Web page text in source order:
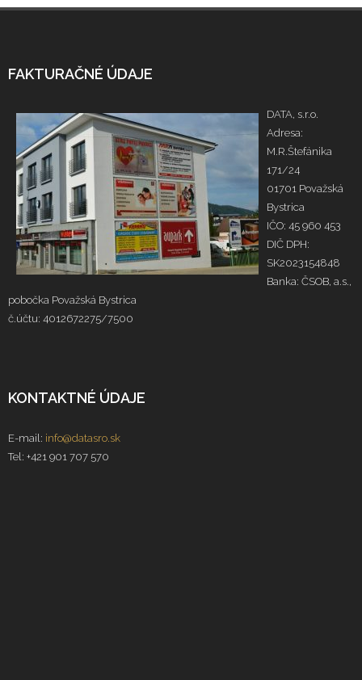
FAKTURAČNÉ ÚDAJE
DATA, s.r.o.
Adresa:
M.R.Štefánika
171/24
01701 Považská
Bystrica
IČO: 45 960 453
DIČ DPH:
SK2023154848
Banka: ČSOB, a.s.,
pobočka Považská Bystrica
č.účtu: 4012672275/7500
KONTAKTNÉ ÚDAJE
E-mail: info@datasro.sk
Tel: +421 901 707 570